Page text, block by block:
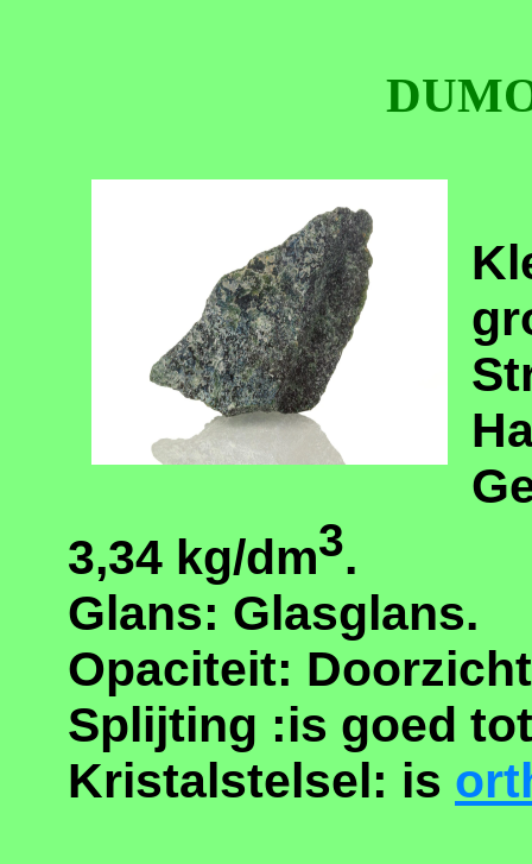
3,34 kg/dm3.
Glans: Glasglans.
Opaciteit:
Splijting :is goed
Kristalstelsel: is